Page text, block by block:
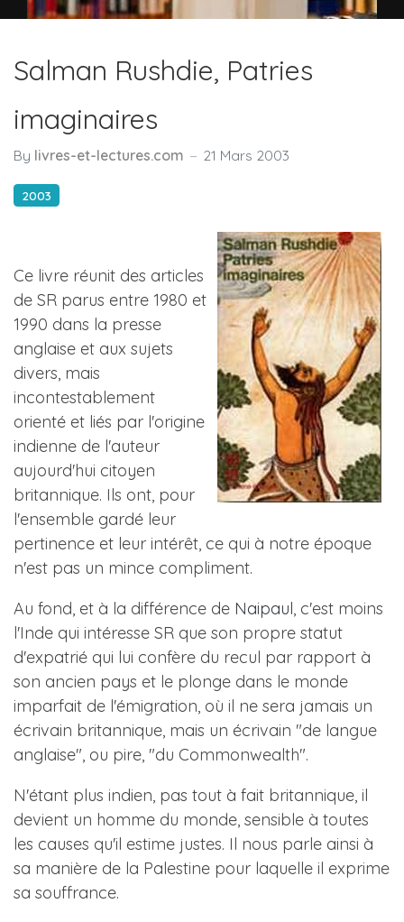
Salman Rushdie, Patries
imaginaires
By livres-et-lectures.com 21 Mars 2003
2003
Ce livre réunit des articles
de SR parus entre 1980 et
1990 dans la presse
anglaise et aux sujets
divers, mais
incontestablement
orienté et liés par l'origine
indienne de l'auteur
aujourd'hui citoyen
britannique. Ils ont, pour
l'ensemble gardé leur
pertinence et leur intérêt, ce qui à notre époque
n'est pas un mince compliment.
Au fond, et à la différence de Naipaul, c'est moins
l'Inde qui intéresse SR que son propre statut
d'expatrié qui lui confère du recul par rapport à
son ancien pays et le plonge dans le monde
imparfait de l'émigration, où il ne sera jamais un
écrivain britannique, mais un écrivain "de langue
anglaise", ou pire, "du Commonwealth".
N'étant plus indien, pas tout à fait britannique, il
devient un homme du monde, sensible à toutes
les causes qu'il estime justes. Il nous parle ainsi à
sa manière de la Palestine pour laquelle il exprime
sa souffrance.